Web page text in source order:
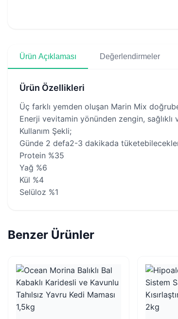
Ürün Açıklaması Değerlendirmeler
Ürün Özellikleri
Üç farklı yemden oluşan Marin Mix
Enerji vevitamin yönünden zengin, sağlıklı
Kullanım Şekli;
Günde 2 defa2-3 dakikada
Protein %35
Yağ %6
Kül %4
Selüloz %1
Benzer Ürünler